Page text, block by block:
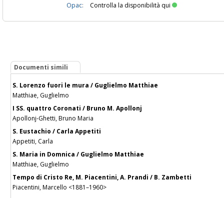
Opac:
Controlla la disponibilità qui
Documenti simili
S. Lorenzo fuori le mura / Guglielmo Matthiae
Matthiae, Guglielmo
I SS. quattro Coronati / Bruno M. Apollonj
Apollonj-Ghetti, Bruno Maria
S. Eustachio / Carla Appetiti
Appetiti, Carla
S. Maria in Domnica / Guglielmo Matthiae
Matthiae, Guglielmo
Tempo di Cristo Re, M. Piacentini, A. Prandi / B. Zambetti
Piacentini, Marcello <1881–1960>